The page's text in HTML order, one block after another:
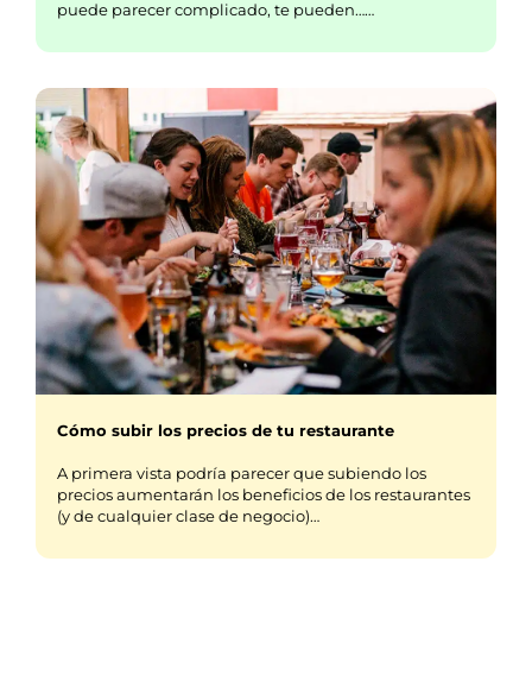
puede parecer complicado, te pueden……
Cómo subir los precios de tu restaurante
A primera vista podría parecer que subiendo los
precios aumentarán los beneficios de los restaurantes
(y de cualquier clase de negocio)…